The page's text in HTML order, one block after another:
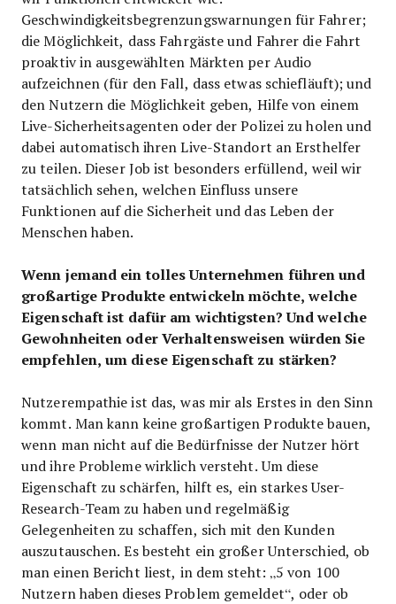
Geschwindigkeitsbegrenzungswarnungen für Fahrer;
die Möglichkeit, dass Fahrgäste und Fahrer die Fahrt
proaktiv in ausgewählten Märkten per Audio
aufzeichnen (für den Fall, dass etwas schiefläuft); und
den Nutzern die Möglichkeit geben, Hilfe von einem
Live-Sicherheitsagenten oder der Polizei zu holen und
dabei automatisch ihren Live-Standort an Ersthelfer
zu teilen. Dieser Job ist besonders erfüllend, weil wir
tatsächlich sehen, welchen Einfluss unsere
Funktionen auf die Sicherheit und das Leben der
Menschen haben.
Wenn jemand ein tolles Unternehmen führen und
großartige Produkte entwickeln möchte, welche
Eigenschaft ist dafür am wichtigsten? Und welche
Gewohnheiten oder Verhaltensweisen würden Sie
empfehlen, um diese Eigenschaft zu stärken?
Nutzerempathie ist das, was mir als Erstes in den Sinn
kommt. Man kann keine großartigen Produkte bauen,
wenn man nicht auf die Bedürfnisse der Nutzer hört
und ihre Probleme wirklich versteht. Um diese
Eigenschaft zu schärfen, hilft es, ein starkes User-
Research-Team zu haben und regelmäßig
Gelegenheiten zu schaffen, sich mit den Kunden
auszutauschen. Es besteht ein großer Unterschied, ob
man einen Bericht liest, in dem steht: „5 von 100
Nutzern haben dieses Problem gemeldet“, oder ob